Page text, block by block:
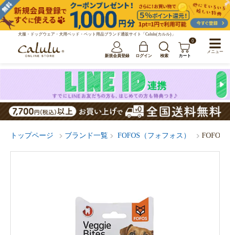
犬服・ドッグウェア・犬用ベッド・ペット用品ブランド通販サイト「Calulu(カルル)」
新規会員登録 ログイン 検索
0
カート
トップページ ブランド一覧 FOFOS（フォフォス） FOFOS
メニュー